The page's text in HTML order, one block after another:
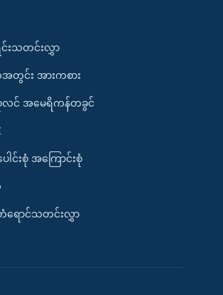
းသတင်းလွှာ
တွင်း အားကစား
င် အမေရိကန်တခွင်
ေါင်းစုံ အကြောင်းစုံ
ောင်သတင်းလွှာ